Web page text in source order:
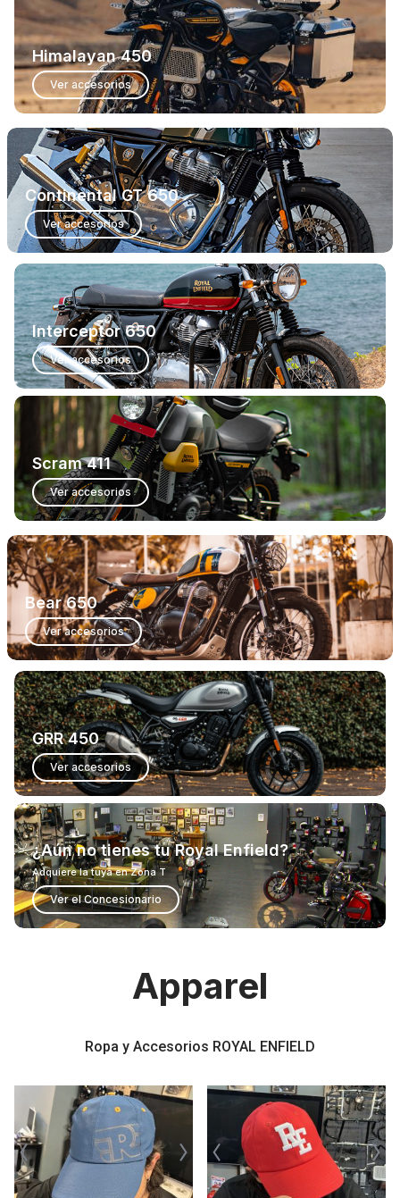
Himalayan 450
Ver accesorios
Continental GT 650
Ver accesorios
Interceptor 650
Ver accesorios
Scram 411
Ver accesorios
Bear 650
Ver accesorios
GRR 450
Ver accesorios
¿Aún no tienes tu Royal Enfield?
Adquiere la tuya en Zona T
Ver el Concesionario
Apparel
Ropa y Accesorios ROYAL ENFIELD